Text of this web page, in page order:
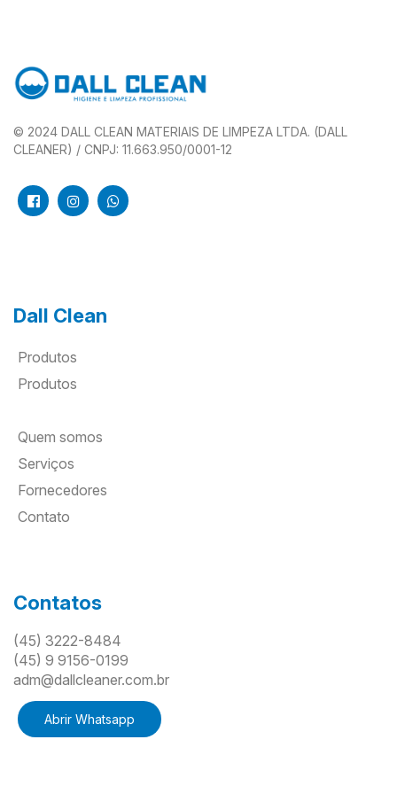
© 2024 DALL CLEAN MATERIAIS DE LIMPEZA LTDA. (DALL
CLEANER) / CNPJ: 11.663.950/0001-12
Dall Clean
Produtos
Produtos
Quem somos
Serviços
Fornecedores
Contato
Contatos
(45) 3222-8484
(45) 9 9156-0199
adm@dallcleaner.com.br
Abrir Whatsapp